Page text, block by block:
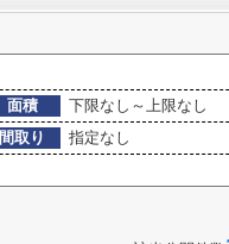
面積 下限なし～上限なし
間取り
指定なし